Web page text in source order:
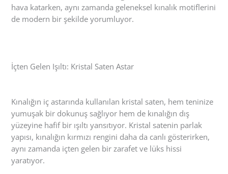
hava katarken, aynı zamanda geleneksel kınalık motiflerini
de modern bir şekilde yorumluyor.
İçten Gelen Işıltı: Kristal Saten Astar
Kınalığın iç astarında kullanılan kristal saten, hem teninize
yumuşak bir dokunuş sağlıyor hem de kınalığın dış
yüzeyine hafif bir ışıltı yansıtıyor. Kristal satenin parlak
yapısı, kınalığın kırmızı rengini daha da canlı gösterirken,
aynı zamanda içten gelen bir zarafet ve lüks hissi
yaratıyor.